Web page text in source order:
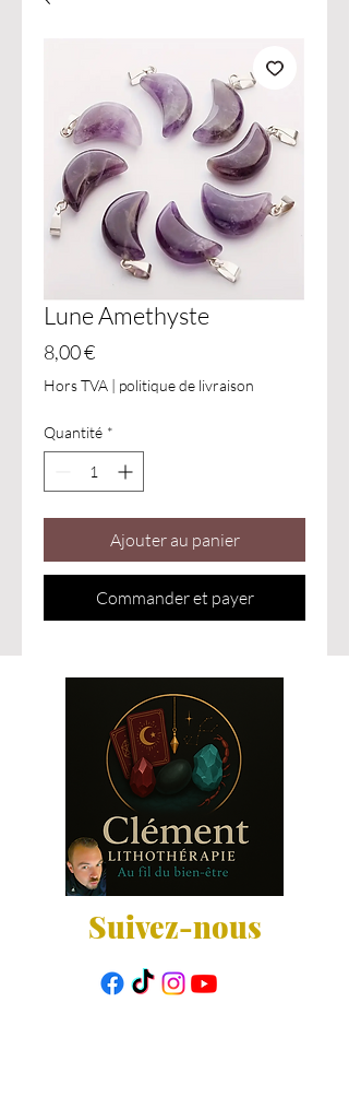
Lune Amethyste
8,00 €Prix
Hors TVA | politique de livraison
Quantité *
Ajouter au panier
Commander et payer
Suivez-nous